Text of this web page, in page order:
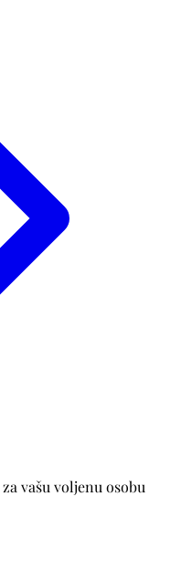
vašu voljenu osobu